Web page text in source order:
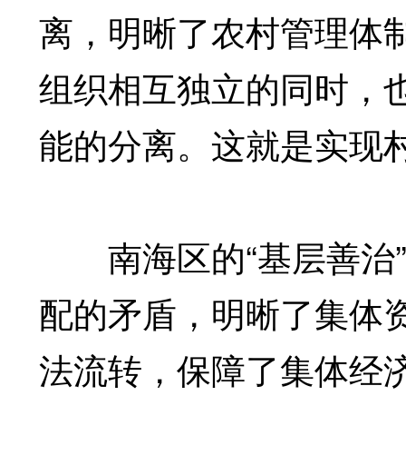
离，明晰了农村管理体
组织相互独立的同时，
能的分离。这就是实现
南海区的“基层善治”
配的矛盾，明晰了集体
法流转，保障了集体经